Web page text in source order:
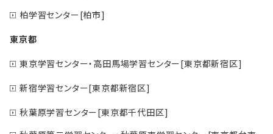
柏学習センター[柏市]
東京都
東京学習センター・高田馬場学習センター[東京都新宿区]
新宿学習センター[東京都新宿区]
秋葉原学習センター[東京都千代田区]